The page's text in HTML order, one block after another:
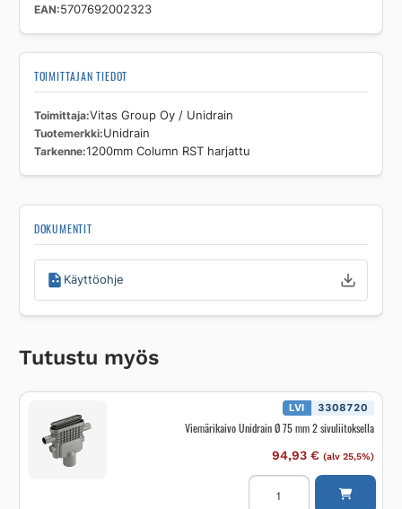
EAN 5707692002323
TOIMITTAJAN TIEDOT
Toimittaja Vitas Group Oy / Unidrain
Tuotemerkki Unidrain
Tarkenne 1200mm Column RST harjattu
DOKUMENTIT
Käyttöohje
Tutustu myös
LVI 3308720
Viemärikaivo Unidrain Ø 75 mm 2 sivuliitoksella
94,93 € (alv 25,5%)
Viemärikaivo
Unidrain